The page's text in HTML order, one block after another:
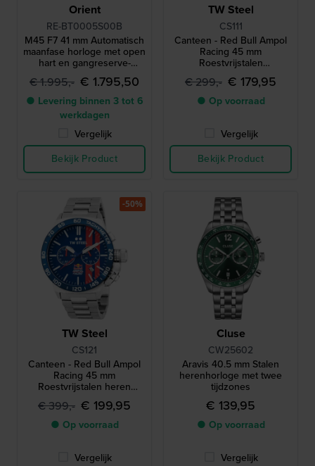
Orient
RE-BT0005S00B
M45 F7 41 mm Automatisch
maanfase horloge met open
hart en gangreserve-
indicator
€ 1.995,- € 1.795,50
● Levering binnen 3 tot 6
werkdagen
Vergelijk
Bekijk Product
TW Steel
CS111
Canteen - Red Bull Ampol
Racing 45 mm
Roestvrijstalen
herenhorloge
€ 299,- € 179,95
● Op voorraad
Vergelijk
Bekijk Product
TW Steel
CS121
Canteen - Red Bull Ampol
Racing 45 mm
Roestvrijstalen heren
chronograaf met datum
€ 399,- € 199,95
● Op voorraad
Vergelijk
-50%
Cluse
CW25602
Aravis 40.5 mm Stalen
herenhorloge met twee
tijdzones
€ 139,95
● Op voorraad
Vergelijk